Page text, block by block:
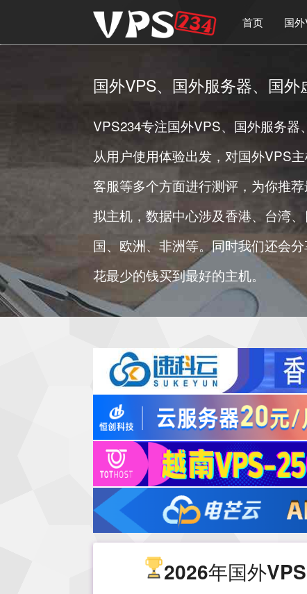
首页 国
国外VPS、 国外服务器、 国外
VPS234专注国外VPS、国外服务器
从用户使用体验出发，对国外VPS主
客服等多个方面进行测评，为你推
拟主机，数据中心涉及香港、台湾
国、欧洲、非洲等。同时我们还会
花最少的钱买到最好的主机。
2026年国外